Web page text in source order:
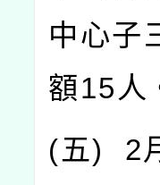
中心子
額15 人
(五) 2